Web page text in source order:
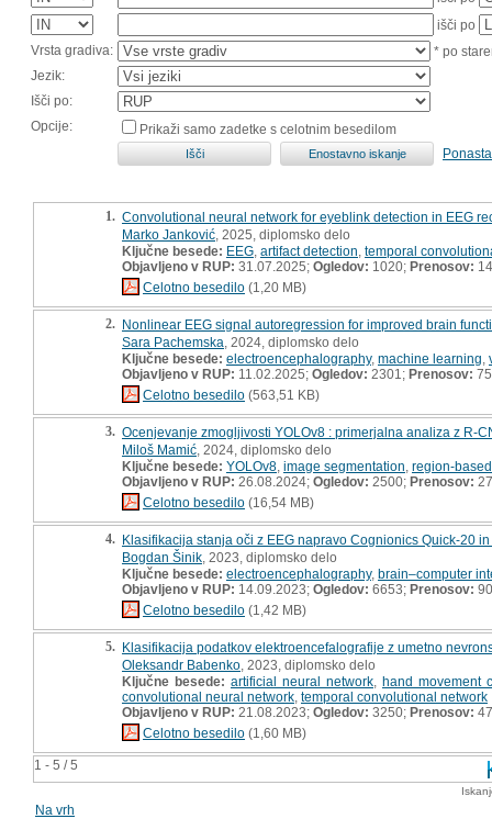
išči po
Vrsta gradiva:
* po
Jezik:
Išči po:
Opcije:
Prikaži samo zadetke s celotnim besedilom
1 - 5 / 5
1. Convolutional neural network for eyeblink detection in EEG
Marko Janković , 2025, diplomsko delo
Ključne besede: EEG artifact detection temporal
Objavljeno v RUP: 31.07.2025; Ogledov: 1020; Prenosov: 14
Celotno besedilo (1,20 MB)
2. Nonlinear EEG signal autoregression for improved brain
Sara Pachemska , 2024, diplomsko delo
Ključne besede: electroencephalography, machine learning
Objavljeno v RUP: 11.02.2025; Ogledov: 2301; Prenosov: 75
Celotno besedilo (563,51 KB)
3. Ocenjevanje zmogljivosti YOLOv8 : primerjalna analiza z R-
Miloš Mamić , 2024, diplomsko delo
Ključne besede: YOLOv8 image segmentation region-
Objavljeno v RUP: 26.08.2024; Ogledov: 2500; Prenosov: 27
Celotno besedilo (16,54 MB)
4. Klasifikacija stanja oči z EEG napravo Cognionics Quick-20
Bogdan Šinik , 2023, diplomsko delo
Ključne besede: electroencephalography, brain–computer
Objavljeno v RUP: 14.09.2023; Ogledov: 6653; Prenosov: 90
Celotno besedilo (1,42 MB)
5. Klasifikacija podatkov elektroencefalografije z umetno
Oleksandr Babenko , 2023, diplomsko delo
Ključne besede: artificial neural network hand movement
convolutional neural network temporal convolutional network
Objavljeno v RUP: 21.08.2023; Ogledov: 3250; Prenosov: 47
Celotno besedilo (1,60 MB)
Na vrh